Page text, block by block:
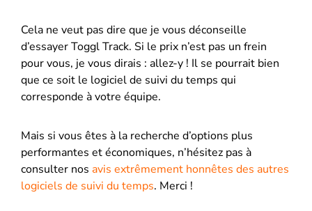
Cela ne veut pas dire que je vous déconseille
d’essayer Toggl Track. Si le prix n’est pas un frein
pour vous, je vous dirais : allez-y ! Il se pourrait bien
que ce soit le logiciel de suivi du temps qui
corresponde à votre équipe.
Mais si vous êtes à la recherche d’options plus
performantes et économiques, n’hésitez pas à
consulter nos avis extrêmement honnêtes des autres
logiciels de suivi du temps. Merci !